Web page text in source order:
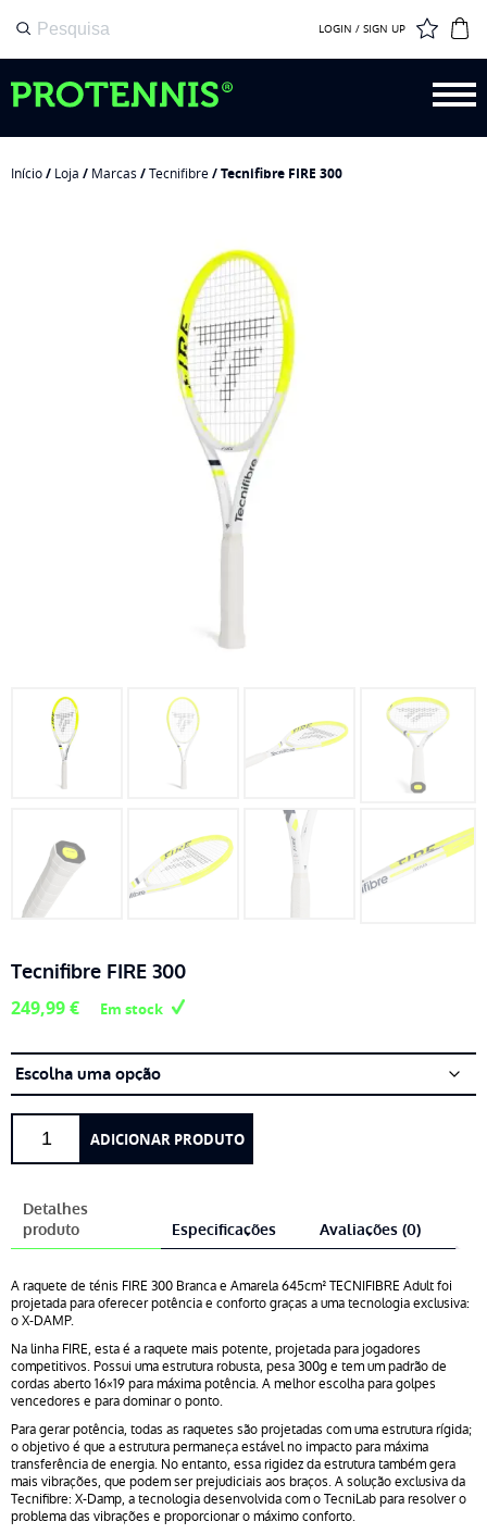
LOGIN / SIGN UP
Início/ Loja / Marcas /Tecnifibre/ Tecnifibre FIRE 300
Tecnifibre FIRE 300
249,99€ Em stock
FIRE
300
ADICIONAR PRODUTO
Detalhes
produto
Especificações Avaliações (0)
A raquete de ténis FIRE 300 Branca e Amarela 645cm² TECNIFIBRE Adult foi
projetada para oferecer potência e conforto graças a uma tecnologia exclusiva:
o X-DAMP.
Na linha FIRE, esta é a raquete mais potente, projetada para jogadores
competitivos. Possui uma estrutura robusta, pesa 300g e tem um padrão de
cordas aberto 16×19 para máxima potência. A melhor escolha para golpes
vencedores e para dominar o ponto.
Para gerar potência, todas as raquetes são projetadas com uma estrutura rígida;
o objetivo é que a estrutura permaneça estável no impacto para máxima
transferência de energia. No entanto, essa rigidez da estrutura também gera
mais vibrações, que podem ser prejudiciais aos braços. A solução exclusiva da
Tecnifibre: X-Damp, a tecnologia desenvolvida com o TecniLab para resolver o
problema das vibrações e proporcionar o máximo conforto.